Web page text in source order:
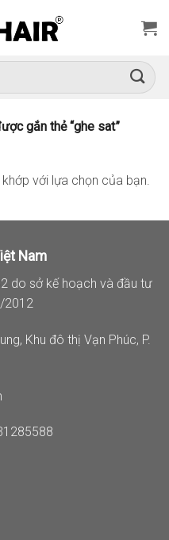
gắn thẻ “ghe sat”
với lựa chọn của bạn.
Nam
do sở kế hoạch và đầu tư
2012
Khu đô thị Vạn Phúc, P.